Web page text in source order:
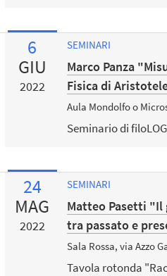
6
GIU
2022
SEMINARI
Marco Panza
Fisica di
Aula Mondolfo o
Seminario di
24
MAG
2022
SEMINARI
Matteo Pasetti
tra passato e
Sala Rossa, via Azzo
Tavola rotonda